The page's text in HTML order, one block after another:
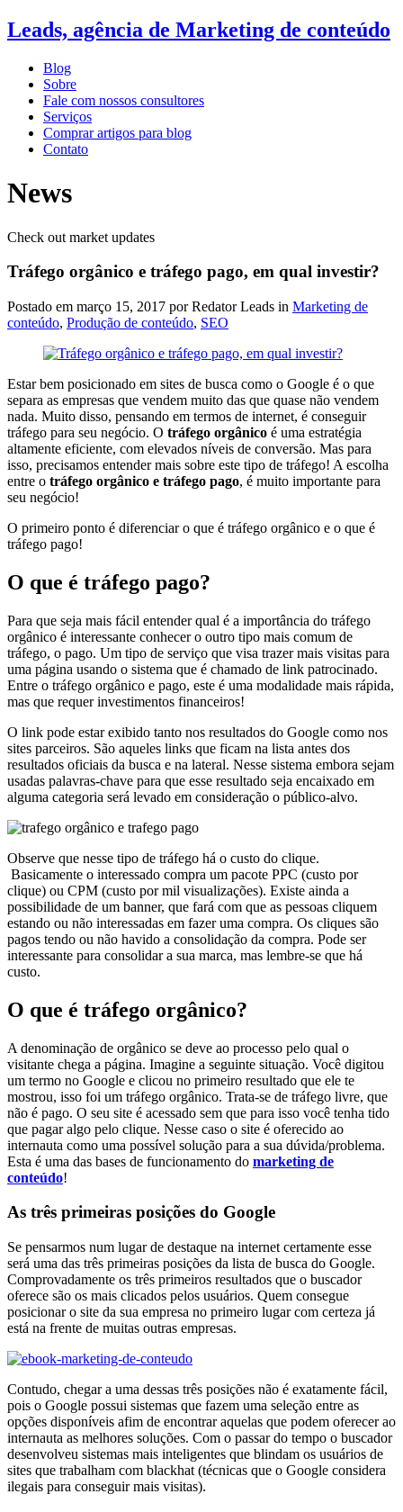
Leads, agência de Marketing de conteúdo
Blog
Sobre
Fale com nossos consultores
Serviços
Comprar artigos para blog
Contato
News
Check out market updates
Tráfego orgânico e tráfego pago, em qual investir?
Postado em março 15, 2017 por Redator Leads in Marketing de
conteúdo, Produção de conteúdo, SEO
Estar bem posicionado em sites de busca como o Google é o que
separa as empresas que vendem muito das que quase não vendem
nada. Muito disso, pensando em termos de internet, é conseguir
tráfego para seu negócio. O tráfego orgânico é uma estratégia
altamente eficiente, com elevados níveis de conversão. Mas para
isso, precisamos entender mais sobre este tipo de tráfego! A escolha
entre o tráfego orgânico e tráfego pago, é muito importante para
seu negócio!
O primeiro ponto é diferenciar o que é tráfego orgânico e o que é
tráfego pago!
O que é tráfego pago?
Para que seja mais fácil entender qual é a importância do tráfego
orgânico é interessante conhecer o outro tipo mais comum de
tráfego, o pago. Um tipo de serviço que visa trazer mais visitas para
uma página usando o sistema que é chamado de link patrocinado.
Entre o tráfego orgânico e pago, este é uma modalidade mais rápida,
mas que requer investimentos financeiros!
O link pode estar exibido tanto nos resultados do Google como nos
sites parceiros. São aqueles links que ficam na lista antes dos
resultados oficiais da busca e na lateral. Nesse sistema embora sejam
usadas palavras-chave para que esse resultado seja encaixado em
alguma categoria será levado em consideração o público-alvo.
Observe que nesse tipo de tráfego há o custo do clique.
Basicamente o interessado compra um pacote PPC (custo por
clique) ou CPM (custo por mil visualizações). Existe ainda a
possibilidade de um banner, que fará com que as pessoas cliquem
estando ou não interessadas em fazer uma compra. Os cliques são
pagos tendo ou não havido a consolidação da compra. Pode ser
interessante para consolidar a sua marca, mas lembre-se que há
custo.
O que é tráfego orgânico?
A denominação de orgânico se deve ao processo pelo qual o
visitante chega a página. Imagine a seguinte situação. Você digitou
um termo no Google e clicou no primeiro resultado que ele te
mostrou, isso foi um tráfego orgânico. Trata-se de tráfego livre, que
não é pago. O seu site é acessado sem que para isso você tenha tido
que pagar algo pelo clique. Nesse caso o site é oferecido ao
internauta como uma possível solução para a sua dúvida/problema.
Esta é uma das bases de funcionamento do marketing de
conteúdo!
As três primeiras posições do Google
Se pensarmos num lugar de destaque na internet certamente esse
será uma das três primeiras posições da lista de busca do Google.
Comprovadamente os três primeiros resultados que o buscador
oferece são os mais clicados pelos usuários. Quem consegue
posicionar o site da sua empresa no primeiro lugar com certeza já
está na frente de muitas outras empresas.
Contudo, chegar a uma dessas três posições não é exatamente fácil,
pois o Google possui sistemas que fazem uma seleção entre as
opções disponíveis afim de encontrar aquelas que podem oferecer ao
internauta as melhores soluções. Com o passar do tempo o buscador
desenvolveu sistemas mais inteligentes que blindam os usuários de
sites que trabalham com blackhat (técnicas que o Google considera
ilegais para conseguir mais visitas).